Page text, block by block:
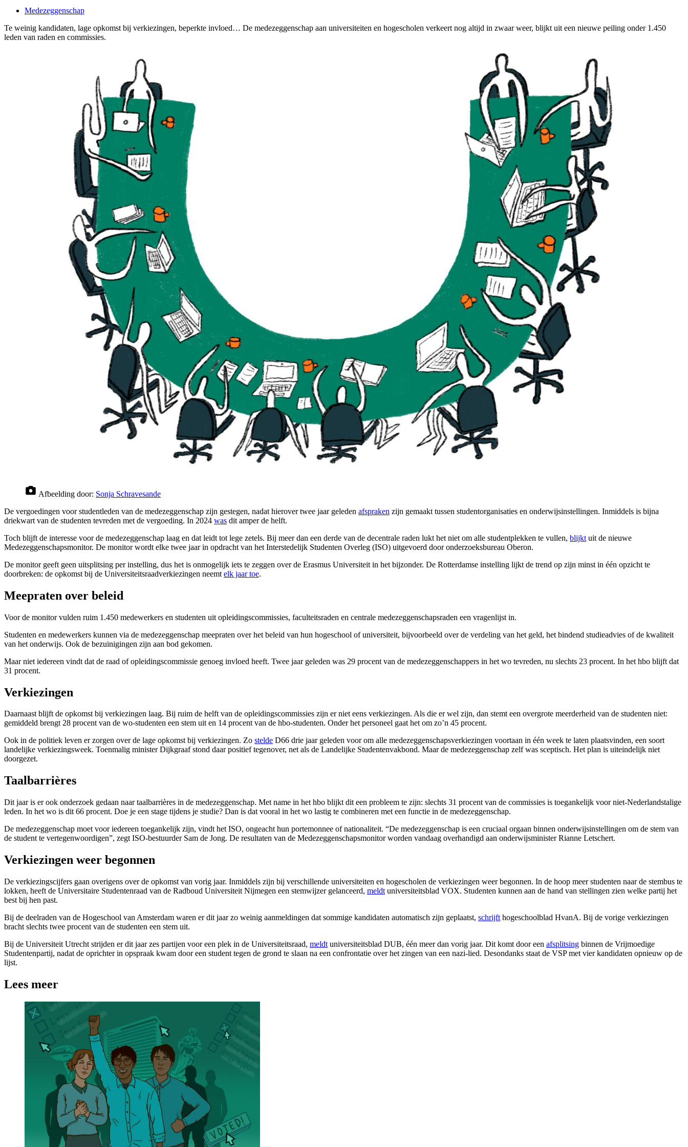
Medezeggenschap
Te weinig kandidaten, lage opkomst bij verkiezingen, beperkte invloed… De medezeggenschap aan universiteiten en hogescholen verkeert nog altijd in zwaar weer, blijkt uit een nieuwe peiling onder 1.450
leden van raden en commissies.
Afbeelding door: Sonja Schravesande
De vergoedingen voor studentleden van de medezeggenschap zijn gestegen, nadat hierover twee jaar geleden afspraken zijn gemaakt tussen studentorganisaties en onderwijsinstellingen. Inmiddels is bijna
driekwart van de studenten tevreden met de vergoeding. In 2024 was dit amper de helft.
Toch blijft de interesse voor de medezeggenschap laag en dat leidt tot lege zetels. Bij meer dan een derde van de decentrale raden lukt het niet om alle studentplekken te vullen, blijkt uit de nieuwe
Medezeggenschapsmonitor. De monitor wordt elke twee jaar in opdracht van het Interstedelijk Studenten Overleg (ISO) uitgevoerd door onderzoeksbureau Oberon.
De monitor geeft geen uitsplitsing per instelling, dus het is onmogelijk iets te zeggen over de Erasmus Universiteit in het bijzonder. De Rotterdamse instelling lijkt de trend op zijn minst in één opzicht te
doorbreken: de opkomst bij de Universiteitsraadverkiezingen neemt elk jaar toe.
Meepraten over beleid
Voor de monitor vulden ruim 1.450 medewerkers en studenten uit opleidingscommissies, faculteitsraden en centrale medezeggenschapsraden een vragenlijst in.
Studenten en medewerkers kunnen via de medezeggenschap meepraten over het beleid van hun hogeschool of universiteit, bijvoorbeeld over de verdeling van het geld, het bindend studieadvies of de kwaliteit
van het onderwijs. Ook de bezuinigingen zijn aan bod gekomen.
Maar niet iedereen vindt dat de raad of opleidingscommissie genoeg invloed heeft. Twee jaar geleden was 29 procent van de medezeggenschappers in het wo tevreden, nu slechts 23 procent. In het hbo blijft dat
31 procent.
Verkiezingen
Daarnaast blijft de opkomst bij verkiezingen laag. Bij ruim de helft van de opleidingscommissies zijn er niet eens verkiezingen. Als die er wel zijn, dan stemt een overgrote meerderheid van de studenten niet:
gemiddeld brengt 28 procent van de wo-studenten een stem uit en 14 procent van de hbo-studenten. Onder het personeel gaat het om zo’n 45 procent.
Ook in de politiek leven er zorgen over de lage opkomst bij verkiezingen. Zo stelde D66 drie jaar geleden voor om alle medezeggenschapsverkiezingen voortaan in één week te laten plaatsvinden, een soort
landelijke verkiezingsweek. Toenmalig minister Dijkgraaf stond daar positief tegenover, net als de Landelijke Studentenvakbond. Maar de medezeggenschap zelf was sceptisch. Het plan is uiteindelijk niet
doorgezet.
Taalbarrières
Dit jaar is er ook onderzoek gedaan naar taalbarrières in de medezeggenschap. Met name in het hbo blijkt dit een probleem te zijn: slechts 31 procent van de commissies is toegankelijk voor niet-Nederlandstalige
leden. In het wo is dit 66 procent. Doe je een stage tijdens je studie? Dan is dat vooral in het wo lastig te combineren met een functie in de medezeggenschap.
De medezeggenschap moet voor iedereen toegankelijk zijn, vindt het ISO, ongeacht hun portemonnee of nationaliteit. “De medezeggenschap is een cruciaal orgaan binnen onderwijsinstellingen om de stem van
de student te vertegenwoordigen”, zegt ISO-bestuurder Sam de Jong. De resultaten van de Medezeggenschapsmonitor worden vandaag overhandigd aan onderwijsminister Rianne Letschert.
Verkiezingen weer begonnen
De verkiezingscijfers gaan overigens over de opkomst van vorig jaar. Inmiddels zijn bij verschillende universiteiten en hogescholen de verkiezingen weer begonnen. In de hoop meer studenten naar de stembus te
lokken, heeft de Universitaire Studentenraad van de Radboud Universiteit Nijmegen een stemwijzer gelanceerd, meldt universiteitsblad VOX. Studenten kunnen aan de hand van stellingen zien welke partij het
best bij hen past.
Bij de deelraden van de Hogeschool van Amsterdam waren er dit jaar zo weinig aanmeldingen dat sommige kandidaten automatisch zijn geplaatst, schrijft hogeschoolblad HvanA. Bij de vorige verkiezingen
bracht slechts twee procent van de studenten een stem uit.
Bij de Universiteit Utrecht strijden er dit jaar zes partijen voor een plek in de Universiteitsraad, meldt universiteitsblad DUB, één meer dan vorig jaar. Dit komt door een afsplitsing binnen de Vrijmoedige
Studentenpartij, nadat de oprichter in opspraak kwam door een student tegen de grond te slaan na een confrontatie over het zingen van een nazi-lied. Desondanks staat de VSP met vier kandidaten opnieuw op de
lijst.
Lees meer